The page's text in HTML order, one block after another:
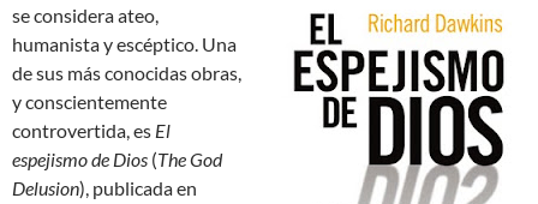
se considera ateo,
humanista y escéptico. Una
de sus más conocidas obras,
y conscientemente
controvertida, es El
espejismo de Dios (The God
Delusion), publicada en